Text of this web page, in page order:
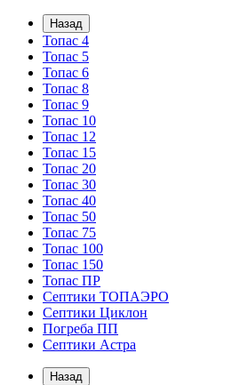
Назад
Топас 4
Топас 5
Топас 6
Топас 8
Топас 9
Топас 10
Топас 12
Топас 15
Топас 20
Топас 30
Топас 40
Топас 50
Топас 75
Топас 100
Топас 150
Топас ПР
Септики ТОПАЭРО
Септики Циклон
Погреба ПП
Септики Астра
Назад